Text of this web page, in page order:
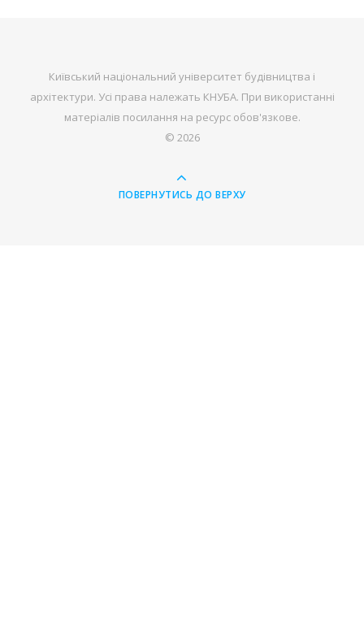
Київський національний університет будівництва і
архітектури. Усі права належать КНУБА. При використанні
матеріалів посилання на ресурс обов'язкове.
© 2026
ПОВЕРНУТИСЬ ДО ВЕРХУ